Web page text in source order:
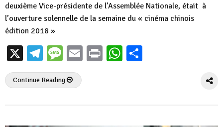
deuxième Vice-présidente de l’Assemblée Nationale, était à
l’ouverture solennelle de la semaine du « cinéma chinois
édition 2018 »
X Telegram
Message
EmailPrintWhatsApp
Continue Reading